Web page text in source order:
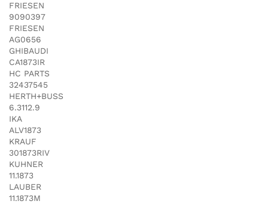
FRIESEN
9090397
FRIESEN
AG0656
GHIBAUDI
CA1873IR
HC PARTS
32437545
HERTH+BUSS
6.3112.9
IKA
ALV1873
KRAUF
301873RIV
KUHNER
11.1873
LAUBER
11.1873M